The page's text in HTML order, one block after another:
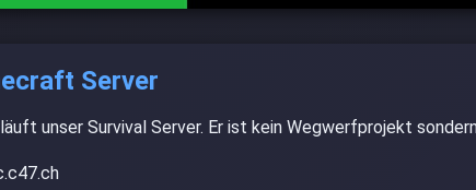
Server
läuft unser Survival Server. Er ist kein Wegwerfprojekt